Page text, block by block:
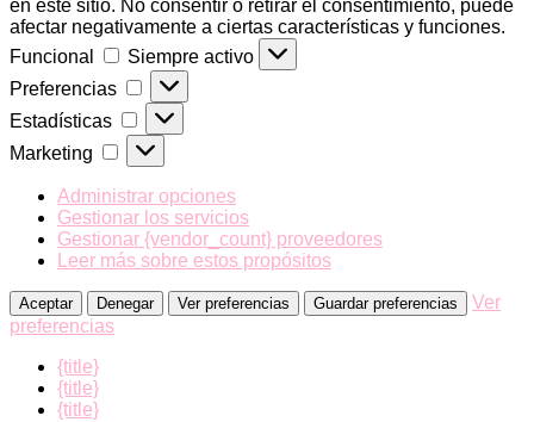
en este sitio. No consentir o retirar el consentimiento, puede
afectar negativamente a ciertas características y funciones.
Funcional
Funcional
Siempre activo
Preferencias
Preferencias
Estadísticas Estadísticas
Marketing Marketing
Administrar opciones
Gestionar los servicios
Gestionar {vendor_count} proveedores
Leer más sobre estos propósitos
Aceptar Denegar Ver preferencias Guardar preferencias
Ver
preferencias
{title}
{title}
{title}